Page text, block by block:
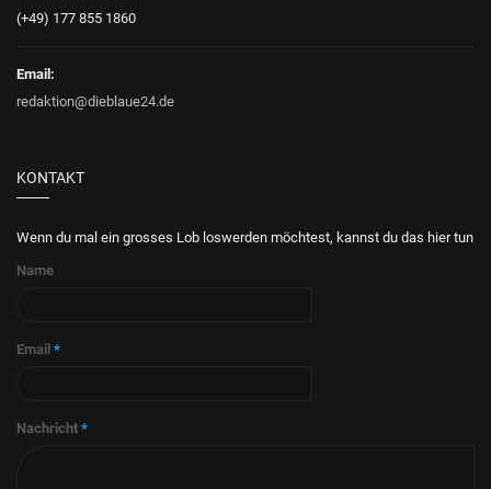
(+49) 177 855 1860
Email:
redaktion@dieblaue24.de
KONTAKT
Wenn du mal ein grosses Lob loswerden möchtest, kannst du das hier tun
Name
Email *
Nachricht *